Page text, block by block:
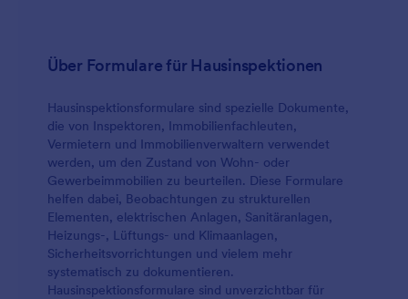
Über Formulare für Hausinspektionen
Hausinspektionsformulare sind spezielle Dokumente,
die von Inspektoren, Immobilienfachleuten,
Vermietern und Immobilienverwaltern verwendet
werden, um den Zustand von Wohn- oder
Gewerbeimmobilien zu beurteilen. Diese Formulare
helfen dabei, Beobachtungen zu strukturellen
Elementen, elektrischen Anlagen, Sanitäranlagen,
Heizungs-, Lüftungs- und Klimaanlagen,
Sicherheitsvorrichtungen und vielem mehr
systematisch zu dokumentieren.
Hausinspektionsformulare sind unverzichtbar für